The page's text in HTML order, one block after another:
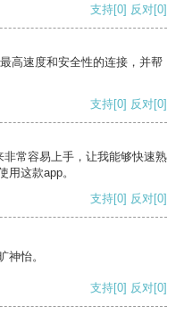
支持[0] 反对[0]
高速度和安全性的连接，并帮
支持[0] 反对[0]
常容易上手，让我能够快速熟
这款app。
支持[0] 反对[0]
神怡。
支持[0] 反对[0]